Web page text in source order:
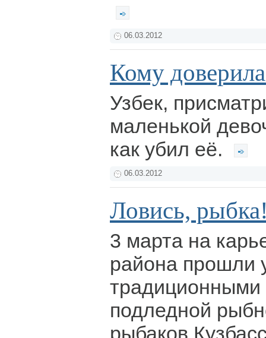
06.03.2012
Кому
Узбек,
маленькой
как убил её.
06.03.2012
Ловись,
3 марта на
района прошли
традиционными
подледной
рыбаков